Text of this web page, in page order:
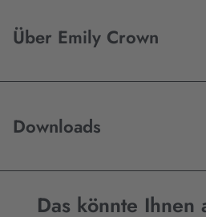
Über Emily Crown
Downloads
Das könnte Ihnen